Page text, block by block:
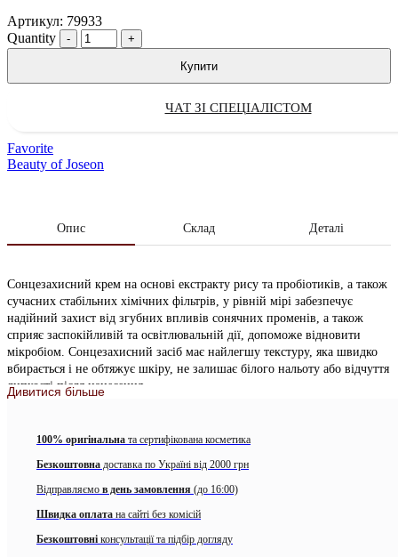
Артикул: 79933
Quantity
Купити
ЧАТ ЗІ СПЕЦІАЛІСТОМ
Favorite
Beauty of Joseon
Опис Склад Деталі
Сонцезахисний крем на основі екстракту рису та пробіотиків, а також
сучасних стабільних хімічних фільтрів, у рівній мірі забезпечує
надійний захист від згубних впливів сонячних променів, а також
сприяє заспокійливій та освітлювальній дії, допоможе відновити
мікробіом. Сонцезахисний засіб має найлегшу текстуру, яка швидко
вбирається і не обтяжує шкіру, не залишає білого нальоту або відчуття
липкості після нанесення.
використання. Засіб дерматологічно протестований та визнаний
безпечним для чутливої ​​шкіри обличчя.
Uvinul A Plus
Uvinul T 150
Дивитися більше
100% оригінальна та сертифікована косметика
Безкоштовна доставка по Україні від 2000 грн
Відправляємо в день замовлення (до 16:00)
Швидка оплата на сайті без комісій
Безкоштовні консультації та підбір догляду